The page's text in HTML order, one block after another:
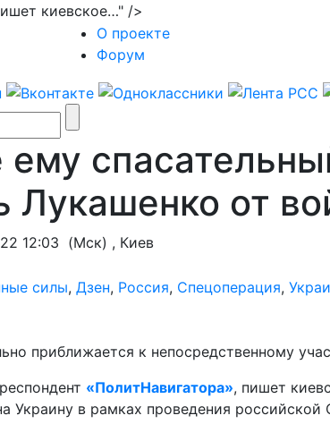
киевское…" />
О проекте
Форум
ему
Лукашенко от
12:03 (Мск) , Киев
силы, Дзен, Россия, Спецоперация,
приближается к непосредственному
«ПолитНавигатора», пишет
Украину в рамках проведения российской